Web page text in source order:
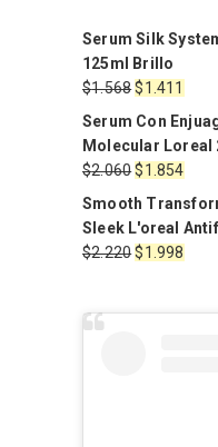
Serum Silk
125ml Brillo
$1.568El
precio
original
era:
$1.568.
$1.411
precio
es:
Serum Con
Molecular Loreal
$2.060El
precio
original
era:
$2.060.
$1.854El
precio
es:
Smooth
Sleek L'oreal
$2.220El
$1.998